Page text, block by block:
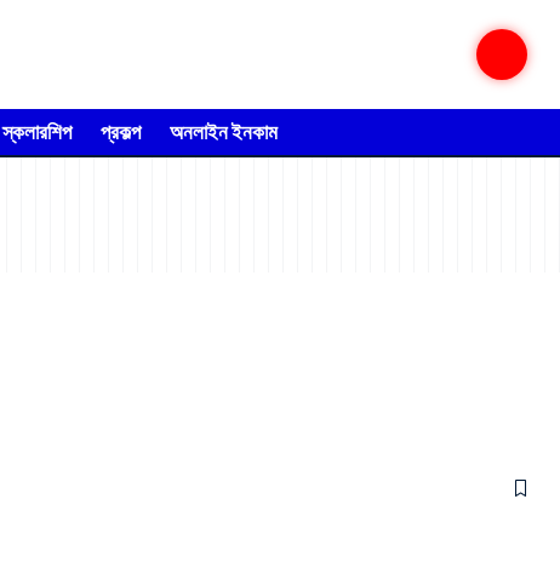
স্কলারশিপ প্রকল্প অনলাইন ইনকাম